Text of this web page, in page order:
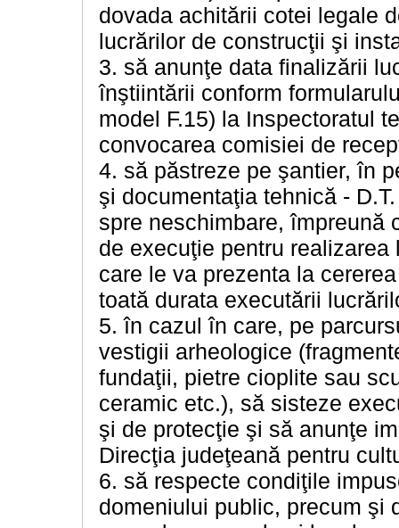
dovada achitării cotei legale
lucrărilor de construcţii şi
3. să anunţe data finalizării
înştiintării conform
model F.15) la Inspectoratul
convocarea comisiei de
4. să păstreze pe şantier, în
şi documentaţia tehnică -
spre neschimbare, împreună
de execuţie pentru
care le va prezenta la
toată durata executării
5. în cazul în care, pe
vestigii arheologice
fundaţii, pietre cioplite sau
ceramic etc.), să sisteze
şi de protecţie şi să anunţe
Direcţia judeţeană pentru
6. să respecte condiţile
domeniului public, precum şi